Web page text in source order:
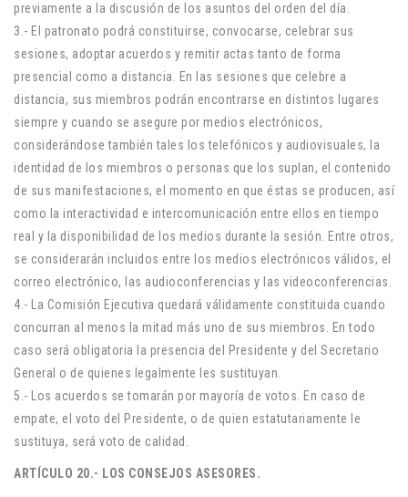
previamente a la discusión de los asuntos del orden del día.
3.- El patronato podrá constituirse, convocarse, celebrar sus
sesiones, adoptar acuerdos y remitir actas tanto de forma
presencial como a distancia. En las sesiones que celebre a
distancia, sus miembros podrán encontrarse en distintos lugares
siempre y cuando se asegure por medios electrónicos,
considerándose también tales los telefónicos y audiovisuales, la
identidad de los miembros o personas que los suplan, el contenido
de sus manifestaciones, el momento en que éstas se producen, así
como la interactividad e intercomunicación entre ellos en tiempo
real y la disponibilidad de los medios durante la sesión. Entre otros,
se considerarán incluidos entre los medios electrónicos válidos, el
correo electrónico, las audioconferencias y las videoconferencias.
4.- La Comisión Ejecutiva quedará válidamente constituida cuando
concurran al menos la mitad más uno de sus miembros. En todo
caso será obligatoria la presencia del Presidente y del Secretario
General o de quienes legalmente les sustituyan.
5.- Los acuerdos se tomarán por mayoría de votos. En caso de
empate, el voto del Presidente, o de quien estatutariamente le
sustituya, será voto de calidad.
ARTÍCULO 20.- LOS CONSEJOS ASESORES.